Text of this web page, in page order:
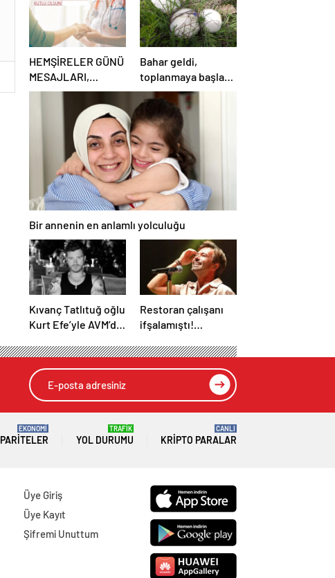
HEMŞİRELER GÜNÜ
MESAJLARI,
SÖZLERİ 2025!
Sevgiliye, arkadaşa,
eşe anlamlı, resimli
Hemşireler Günü ile
ilgili sözler…
Bahar geldi,
toplanmaya başladı!
Erzurum’da
vatandaşlara zehirli
mantar uyarısı:
Ölümcül olabilir
Bir annenin en anlamlı yolculuğu
Kıvanç Tatlıtuğ oğlu
Kurt Efe’yle AVM’de
“Birlikte geçirdiğimi
her an..”
Restoran çalışanı
ifşalamıştı!
suyu için beni
ağlattı’ iddialarına
yanıt geldi: Eğer
istemeden birini
kırmışsam…
PARITELER
EKONOMİ
YOL DURUMU
TRAFİK
KRIPTO PARALAR
CANLI
Üye Giriş
Üye Kayıt
Şifremi Unuttum